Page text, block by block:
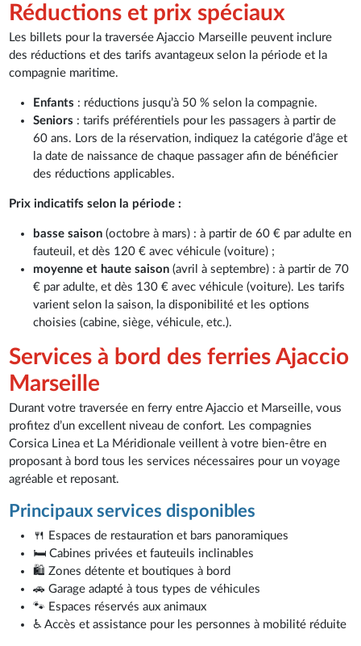
Réductions et prix spéciaux
Les billets pour la traversée Ajaccio Marseille peuvent inclure
des réductions et des tarifs avantageux selon la période et la
compagnie maritime.
Enfants : réductions jusqu’à 50 % selon la compagnie.
Seniors : tarifs préférentiels pour les passagers à partir de
60 ans. Lors de la réservation, indiquez la catégorie d’âge et
la date de naissance de chaque passager afin de bénéficier
des réductions applicables.
Prix indicatifs selon la période :
basse saison(octobre à mars) : à partir de 60 € par adulte en
fauteuil, et dès 120 € avec véhicule (voiture) ;
moyenne et haute saison (avril à septembre) : à partir de 70
€ par adulte, et dès 130 € avec véhicule (voiture). Les tarifs
varient selon la saison, la disponibilité et les options
choisies (cabine, siège, véhicule, etc.).
Services à bord des ferries Ajaccio
Marseille
Durant votre traversée en ferry entre Ajaccio et Marseille, vous
profitez d’un excellent niveau de confort. Les compagnies
Corsica Linea et La Méridionale veillent à votre bien-être en
proposant à bord tous les services nécessaires pour un voyage
agréable et reposant.
Principaux services disponibles
🍴 Espaces de restauration et bars panoramiques
🛏️ Cabines privées et fauteuils inclinables
🛍️ Zones détente et boutiques à bord
🚗 Garage adapté à tous types de véhicules
🐾 Espaces réservés aux animaux
♿ Accès et assistance pour les personnes à mobilité réduite